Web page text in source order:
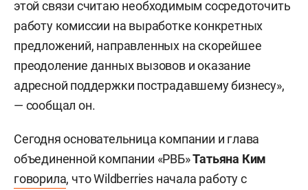
этой связи считаю необходимым сосредоточить
работу комиссии на выработке конкретных
предложений, направленных на скорейшее
преодоление данных вызовов и оказание
адресной поддержки пострадавшему бизнесу»,
— сообщал он.
Сегодня основательница компании и глава
объединенной компании «РВБ»Татьяна Ким
говорила, что Wildberries начала работу с